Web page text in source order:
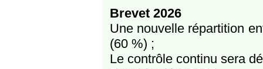
Brevet 2026
Une nouvelle répartition
(60 %) ;
Le contrôle continu sera